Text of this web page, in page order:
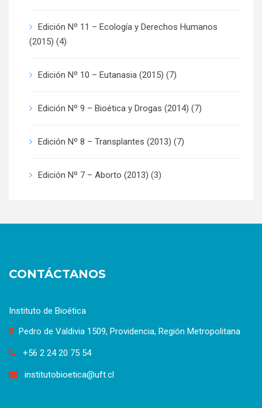
Edición Nº 11 – Ecología y Derechos Humanos
(2015) (4)
Edición Nº 10 – Eutanasia (2015) (7)
Edición Nº 9 – Bioética y Drogas (2014) (7)
Edición Nº 8 – Transplantes (2013) (7)
Edición Nº 7 – Aborto (2013) (3)
CONTÁCTANOS
Instituto de Bioética
Pedro de Valdivia 1509, Providencia, Región Metropolitana
+56 2 24 20 75 54
institutobioetica@uft.cl